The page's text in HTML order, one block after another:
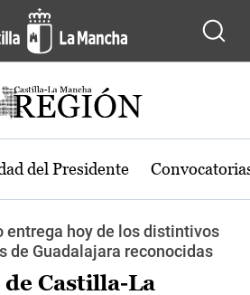
del Presidente
entrega hoy de los distintivos
de Guadalajara reconocidas
Castilla-La